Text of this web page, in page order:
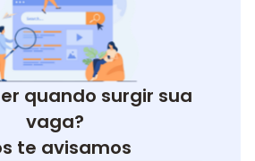
quando surgir sua
vaga?
te avisamos